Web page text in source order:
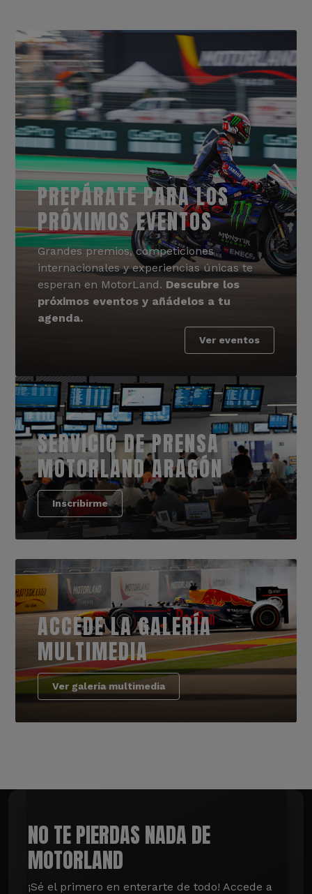
PREPÁRATE PARA LOS
PRÓXIMOS EVENTOS
Grandes premios, competiciones
internacionales y experiencias únicas te
esperan en MotorLand. Descubre los
próximos eventos y añádelos a tu
agenda.
Ver eventos
SERVICIO DE PRENSA
MOTORLAND ARAGÓN
Inscribirme
ACCEDE LA GALERÍA
MULTIMEDIA
Ver galería multimedia
NO TE PIERDAS NADA DE
MOTORLAND
¡Sé el primero en enterarte de todo! Accede a